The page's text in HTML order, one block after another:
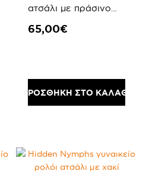
ατσάλι με πράσινο
65,00€
ΠΡΟΣΘΗΚΗ ΣΤΟ ΚΑΛΑΘΙ